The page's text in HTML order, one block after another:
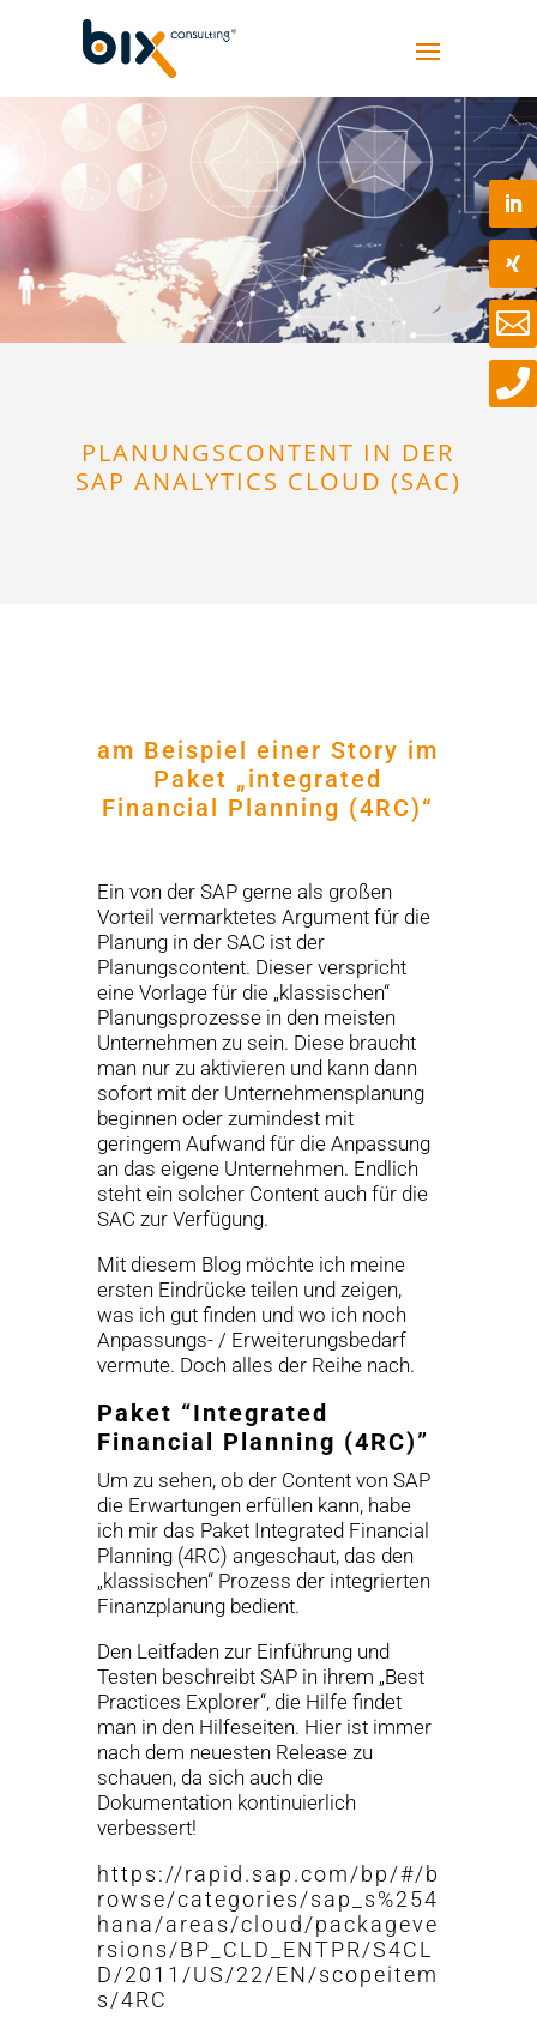
PLANUNGSCONTENT IN DER
SAP ANALYTICS CLOUD (SAC)
am Beispiel einer Story im
Paket „integrated
Financial Planning (4RC)“
Ein von der SAP gerne als großen
Vorteil vermarktetes Argument für die
Planung in der SAC ist der
Planungscontent. Dieser verspricht
eine Vorlage für die „klassischen“
Planungsprozesse in den meisten
Unternehmen zu sein. Diese braucht
man nur zu aktivieren und kann dann
sofort mit der Unternehmensplanung
beginnen oder zumindest mit
geringem Aufwand für die Anpassung
an das eigene Unternehmen. Endlich
steht ein solcher Content auch für die
SAC zur Verfügung.
Mit diesem Blog möchte ich meine
ersten Eindrücke teilen und zeigen,
was ich gut finden und wo ich noch
Anpassungs- / Erweiterungsbedarf
vermute. Doch alles der Reihe nach.
Paket “Integrated
Financial Planning (‏4RC‏)”
Um zu sehen, ob der Content von SAP
die Erwartungen erfüllen kann, habe
ich mir das Paket Integrated Financial
Planning (‏4RC‏) angeschaut, das den
„klassischen“ Prozess der integrierten
Finanzplanung bedient.
Den Leitfaden zur Einführung und
Testen beschreibt SAP in ihrem „Best
Practices Explorer“, die Hilfe findet
man in den Hilfeseiten. Hier ist immer
nach dem neuesten Release zu
schauen, da sich auch die
Dokumentation kontinuierlich
verbessert!
https://rapid.sap.com/bp/#/b
rowse/categories/sap_s%254
hana/areas/cloud/packageve
rsions/BP_CLD_ENTPR/S4CL
D/2011/US/22/EN/scopeitem
s/4RC

